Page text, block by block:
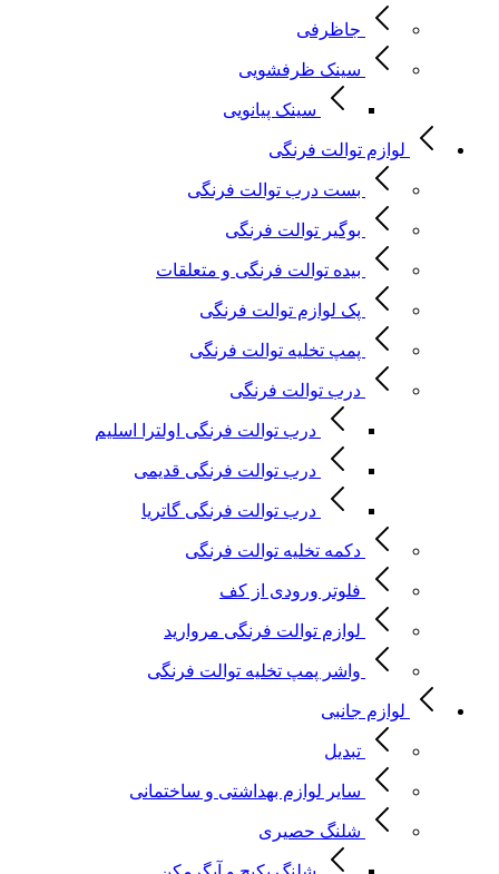
جاظرفی
سینک ظرفشویی
سینک پیانویی
لوازم توالت فرنگی
بست درب توالت فرنگی
بوگیر توالت فرنگی
بیده توالت فرنگی و متعلقات
پک لوازم توالت فرنگی
پمپ تخلیه توالت فرنگی
درب توالت فرنگی
درب توالت فرنگی اولترا اسلیم
درب توالت فرنگی قدیمی
درب توالت فرنگی گاتریا
دکمه تخلیه توالت فرنگی
فلوتر ورودی از کف
لوازم توالت فرنگی مروارید
واشر پمپ تخلیه توالت فرنگی
لوازم جانبی
تبدیل
سایر لوازم بهداشتی و ساختمانی
شلنگ حصیری